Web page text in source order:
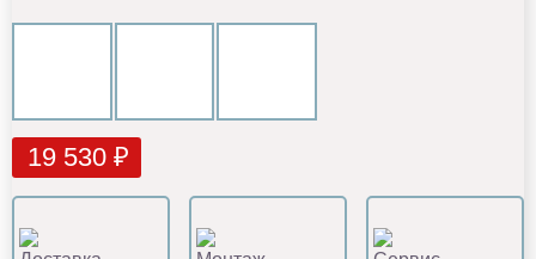
19 530 ₽